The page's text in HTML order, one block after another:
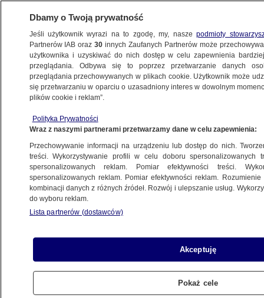
POLSKA
z gwiazdami
11.01.2008, 18:42Aktualizacja: 11.01.2008, 21:40
Udostępnij
Dbamy o Twoją prywatność
Jeśli użytkownik wyrazi na to zgodę, my, naszepodmioty
Partnerów IAB oraz30 innych Zaufanych Partnerów może
użytkownika i uzyskiwać do nich dostęp w celu zapewnienia
przeglądania. Odbywa się to poprzez przetwarzanie danych
przeglądania przechowywanych w plikach cookie. Użytkownik może
się przetwarzaniu w oparciu o uzasadniony interes w dowolnym
plików cookie i reklam”.
Polityka Prywatności
Wraz z naszymi partnerami przetwarzamy dane w celu zapewnienia:
Przechowywanie informacji na urządzeniu lub dostęp do nich.
treści. Wykorzystywanie profili w celu doboru spersonalizowanych
spersonalizowanych reklam. Pomiar efektywności treści.
spersonalizowanych reklam. Pomiar efektywności reklam.
kombinacji danych z różnych źródeł. Rozwój i ulepszanie usług.
do wyboru reklam.
Lista partnerów (dostawców)
Akceptuję
Pokaż cele